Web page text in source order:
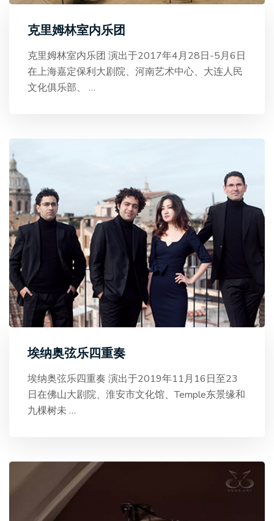
克里姆林室内乐团
克里姆林室内乐团 演出于2017年4月28日-5月6日
在上海嘉定保利大剧院、河南艺术中心、大连人民
文化俱乐部、 …
埃纳奥弦乐四重奏
埃纳奥弦乐四重奏 演出于2019年11月16日至23
日在佛山大剧院、淮安市文化馆、Temple东景缘和
九棵树未 …